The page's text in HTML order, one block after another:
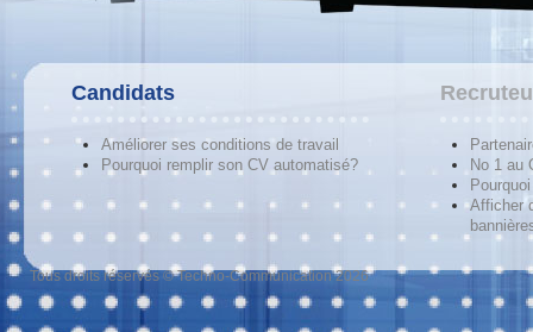
Candidats
Améliorer ses conditions de travail
Pourquoi remplir son CV automatisé?
No 1 au
Afficher
Tous droits réservés © Techno-Communication 2026